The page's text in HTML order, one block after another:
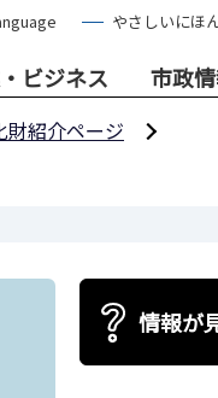
やさしいにほ
ビジネス 市政
財紹介ページ
情報が